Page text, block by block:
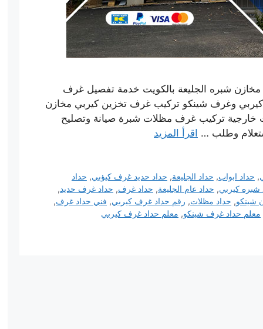
شبره الجليعة بالكويت خدمة تفصيل غرف
وغرف شينكو تركيب غرف تخزين كيربي مخازن
خارجية تركيب غرف مظلات شبرة صيانة وتصليح
وطلب … اقرأ المزيد
, حداد ابواب, حداد الجليعة, حداد حديد غرف كيؤبي, حداد
شبره كيربي, حداد عام الجليعة, حداد غرف, حداد غرف حديد,
شينكو, حداد مظلات, رقم حداد غرف كيربي, فني حداد غرف,
معلم حداد غرف شينكو, معلم حداد غرف كيربي